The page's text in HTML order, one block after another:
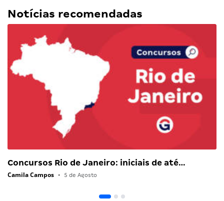
Notícias recomendadas
Concursos Rio de Janeiro: iniciais de até…
Camila Campos • 5 de Agosto